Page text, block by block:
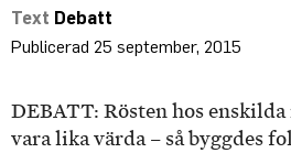
Debatt
25 september, 2015
DEBATT: Rösten hos
vara lika värda – så byggdes